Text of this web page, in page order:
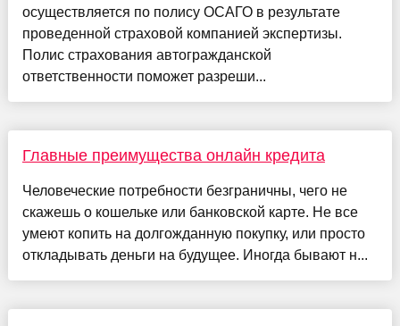
осуществляется по полису ОСАГО в результате
проведенной страховой компанией экспертизы.
Полис страхования автогражданской
ответственности поможет разреши...
Главные преимущества онлайн кредита
Человеческие потребности безграничны, чего не
скажешь о кошельке или банковской карте. Не все
умеют копить на долгожданную покупку, или просто
откладывать деньги на будущее. Иногда бывают н...